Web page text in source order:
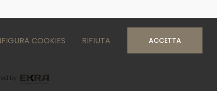
by
COOKIES RIFIUTA ACCETTA